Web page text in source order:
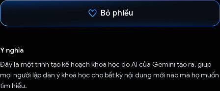
Bỏ phiếu
Ý nghĩa
Đây là một trình tạo kế hoạch khoá học do AI của Gemini tạo ra, giúp
mọi người lập dàn ý khoá học cho bất kỳ nội dung mới nào mà họ muốn
tìm hiểu.